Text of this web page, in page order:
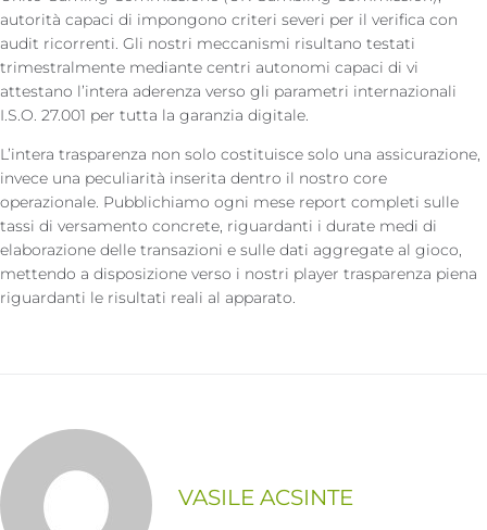
autorità capaci di impongono criteri severi per il verifica con
audit ricorrenti. Gli nostri meccanismi risultano testati
trimestralmente mediante centri autonomi capaci di vi
attestano l’intera aderenza verso gli parametri internazionali
I.S.O. 27.001 per tutta la garanzia digitale.
L’intera trasparenza non solo costituisce solo una assicurazione,
invece una peculiarità inserita dentro il nostro core
operazionale. Pubblichiamo ogni mese report completi sulle
tassi di versamento concrete, riguardanti i durate medi di
elaborazione delle transazioni e sulle dati aggregate al gioco,
mettendo a disposizione verso i nostri player trasparenza piena
riguardanti le risultati reali al apparato.
VASILE ACSINTE